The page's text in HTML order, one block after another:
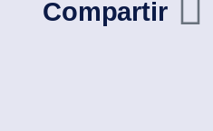
Compartir